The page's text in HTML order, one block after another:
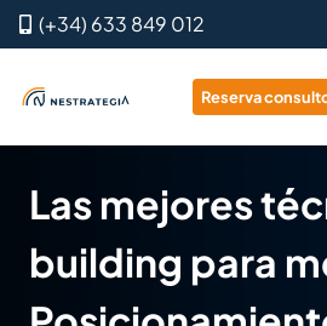
(+34) 633 849 012
Reserva
Las mejores
building para